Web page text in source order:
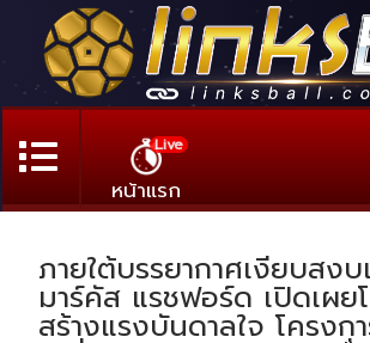
Live
หน้าแรก
ภายใต้บรรยากาศเงียบสง
มาร์คัส แรชฟอร์ด เปิดเผย
สร้างแรงบันดาลใจ โครงก